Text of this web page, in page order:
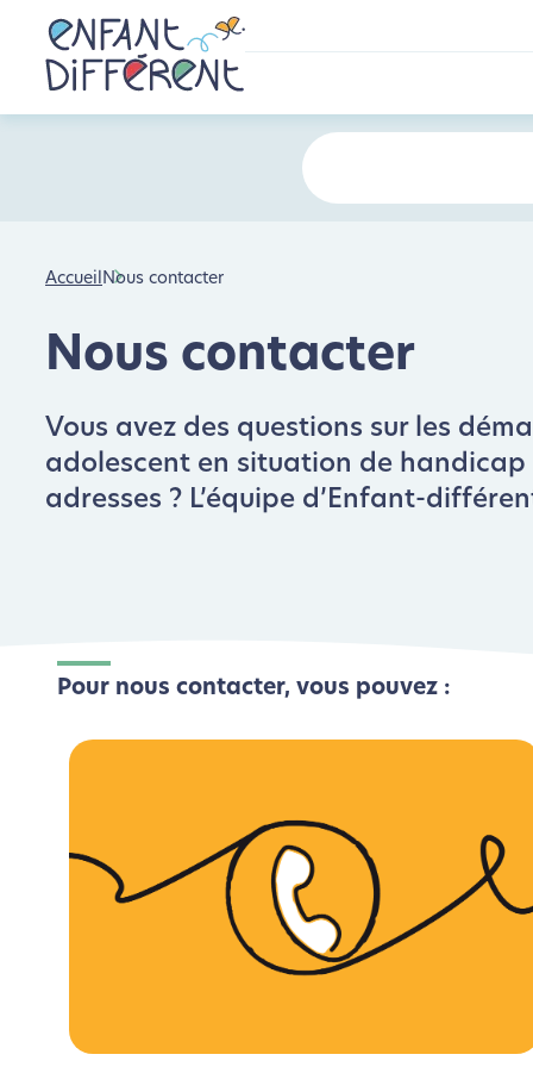
AccueilNous contacter
Nous contacter
Vous avez des questions sur les
adolescent en situation de handicap
adresses ? L’équipe d’Enfant-
Pour nous contacter, vous pouvez :